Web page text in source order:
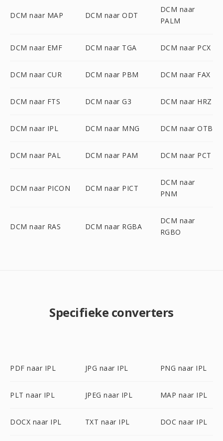
DCM naar MAP DCM naar ODT
DCM naar
PALM
DCM naar EMF DCM naar TGA DCM naar PCX
DCM naar CUR DCM naar PBM DCM naar FAX
DCM naar FTS DCM naar G3 DCM naar HRZ
DCM naar IPL DCM naar MNG DCM naar OTB
DCM naar PAL DCM naar PAM DCM naar PCT
DCM naar PICON DCM naar PICT
DCM naar
PNM
DCM naar RAS DCM naar RGBA
DCM naar
RGBO
Specifieke converters
PDF naar IPL JPG naar IPL PNG naar IPL
PLT naar IPL JPEG naar IPL MAP naar IPL
DOCX naar IPL TXT naar IPL DOC naar IPL